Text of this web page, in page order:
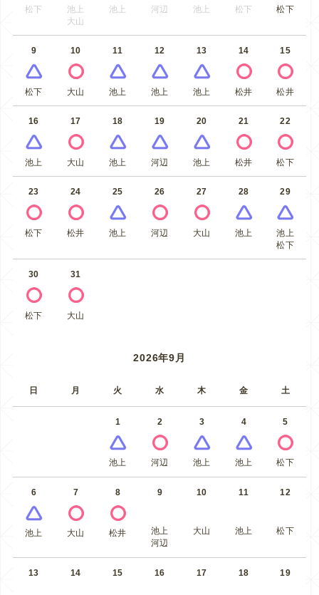
松下
池上
大山
池上 河辺 池上 松下 松下
9
松下
10
大山
11
池上
12
池上
13
池上
14
松井
15
松井
16
池上
17
大山
18
池上
19
河辺
20
池上
21
松井
22
松下
23
松下
24
松井
25
池上
26
河辺
27
大山
28
池上
29
池上
松下
30
松下
31
大山
2026年9月
日 月 火 水 木 金 土
1
池上
2
河辺
3
池上
4
池上
5
松下
6
池上
7
大山
8
松井
9
池上
河辺
10
大山
11
池上
12
松下
13 14 15 16 17 18 19